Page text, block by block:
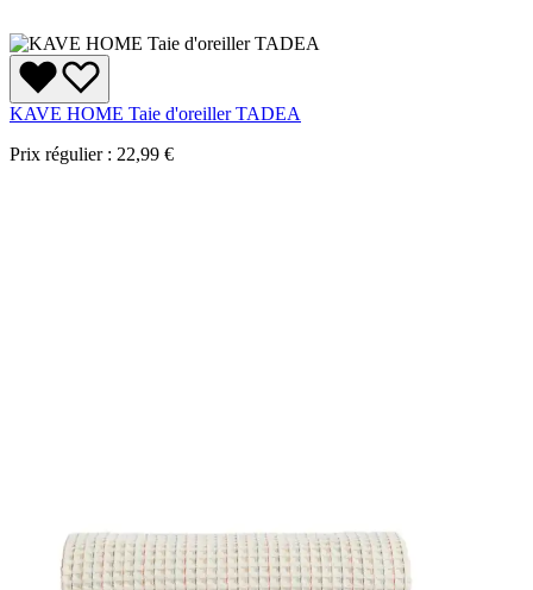
KAVE HOME Taie d'oreiller TADEA
Prix régulier : 22,99 €